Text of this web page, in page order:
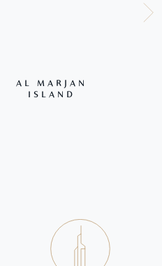
AL MARJAN
ISLAND